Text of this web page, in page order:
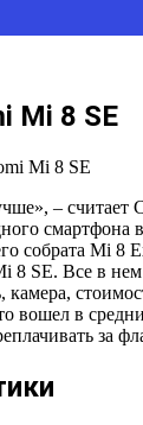
Mi 8 SE
– считает
смартфона
собрата Mi 8
8 SE. Все в
камера,
вошел в
за